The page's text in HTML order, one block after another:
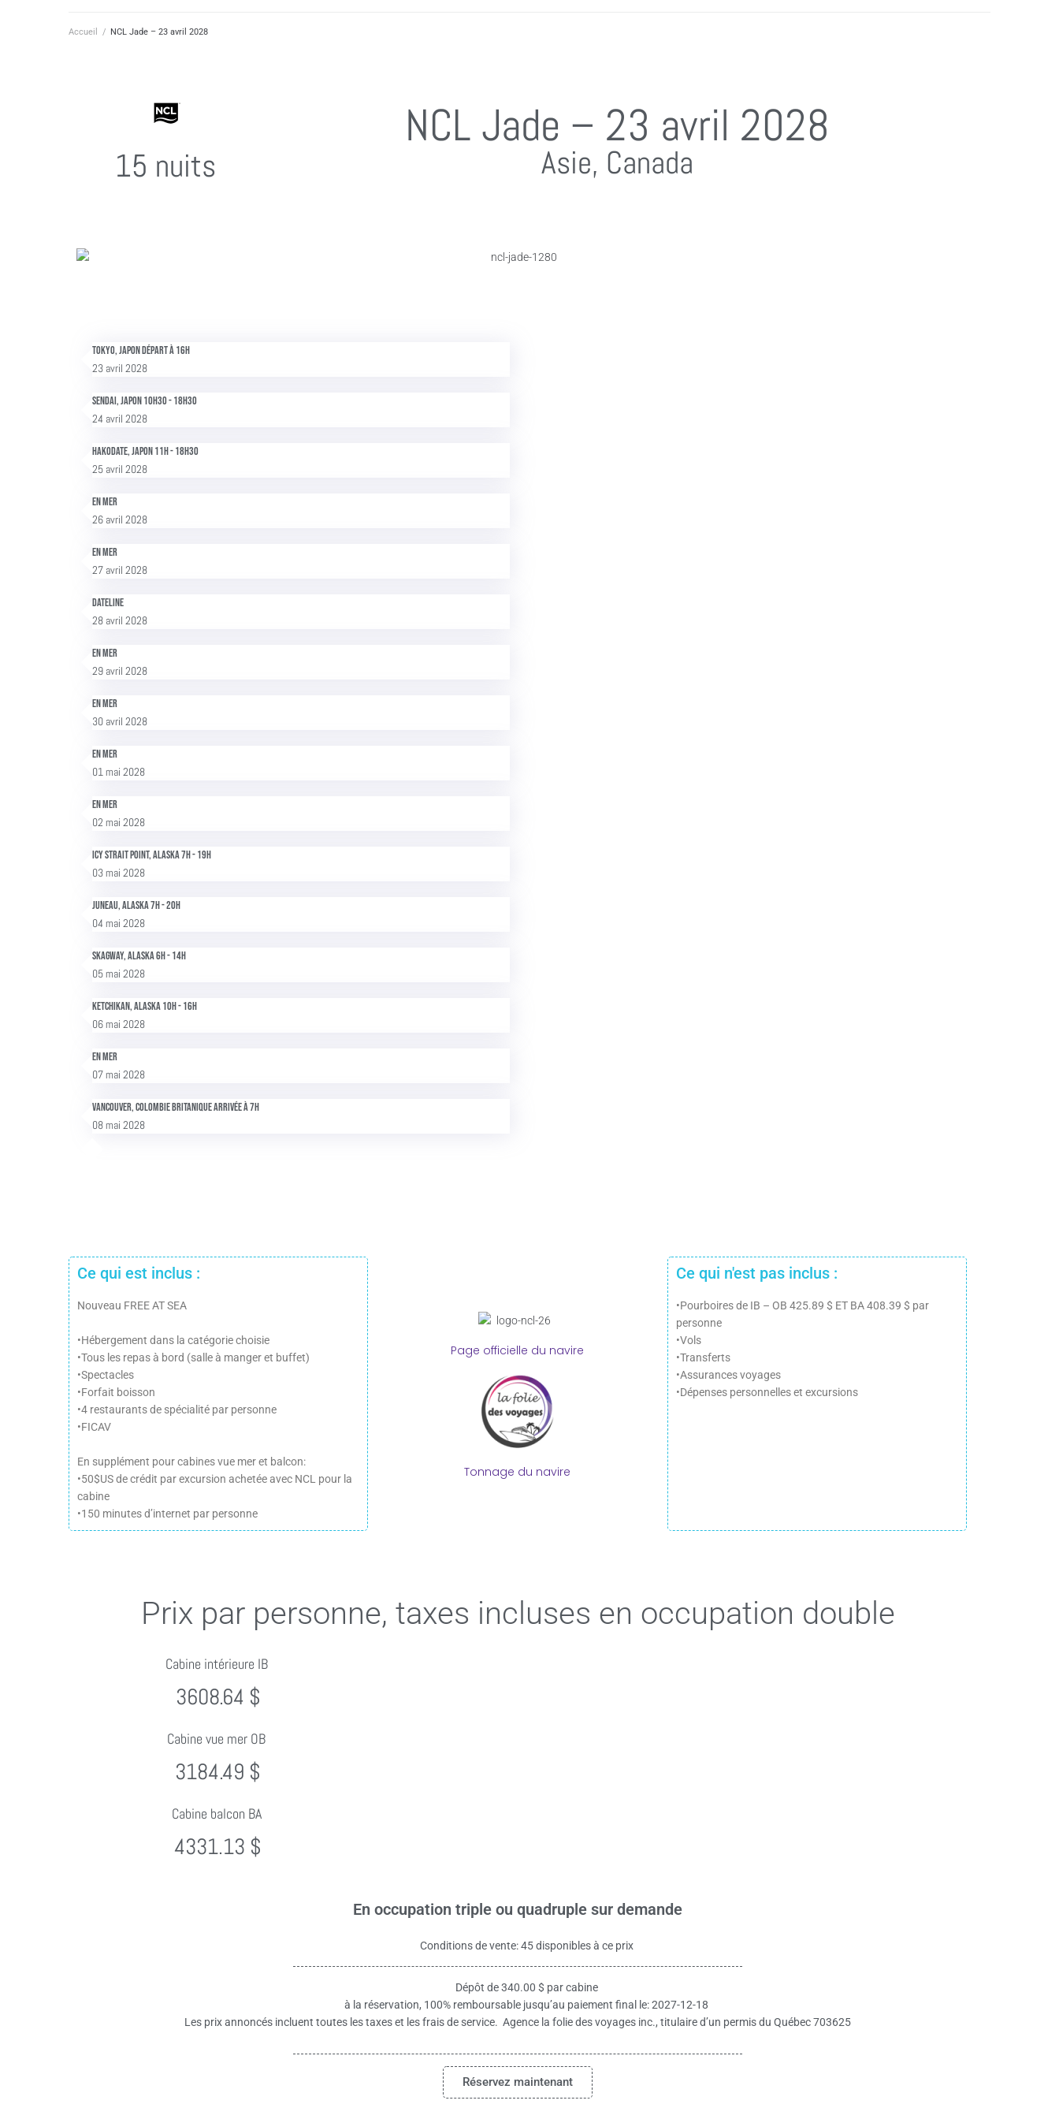
Accueil / NCL Jade – 23 avril 2028
15 nuits
NCL Jade – 23 avril 2028
Asie, Canada
Tokyo, Japon Départ à 16h
23 avril 2028
Sendai, Japon 10h30 - 18h30
24 avril 2028
Hakodate, Japon 11h - 18h30
25 avril 2028
En mer
26 avril 2028
En mer
27 avril 2028
Dateline
28 avril 2028
En mer
29 avril 2028
En mer
30 avril 2028
En mer
01 mai 2028
En mer
02 mai 2028
Icy Strait point, Alaska 7h - 19h
03 mai 2028
Juneau, Alaska 7h - 20h
04 mai 2028
Skagway, Alaska 6h - 14h
05 mai 2028
Ketchikan, Alaska 10h - 16h
06 mai 2028
En mer
07 mai 2028
Vancouver, Colombie Britanique Arrivée à 7h
08 mai 2028
Ce qui est inclus :
Nouveau FREE AT SEA
•Hébergement dans la catégorie choisie
•Tous les repas à bord (salle à manger et buffet)
•Spectacles
•Forfait boisson
•4 restaurants de spécialité par personne
•FICAV
En supplément pour cabines vue mer et balcon:
•50$US de crédit par excursion achetée avec NCL pour la
cabine
•150 minutes d’internet par personne
Page officielle du navire
Tonnage du navire
Ce qui n'est pas inclus :
•Pourboires de IB – OB 425.89 $ ET BA 408.39 $ par
personne
•Vols
•Transferts
•Assurances voyages
•Dépenses personnelles et excursions
Prix par personne, taxes incluses en occupation double
Cabine intérieure IB
3608.64 $
Cabine vue mer OB
3184.49 $
Cabine balcon BA
4331.13 $
En occupation triple ou quadruple sur demande
Conditions de vente: 45 disponibles à ce prix
Dépôt de 340.00 $ par cabine
à la réservation, 100% remboursable jusqu’au paiement final le: 2027-12-18
Les prix annoncés incluent toutes les taxes et les frais de service. Agence la folie des voyages inc., titulaire d’un permis du Québec 703625
Réservez maintenant